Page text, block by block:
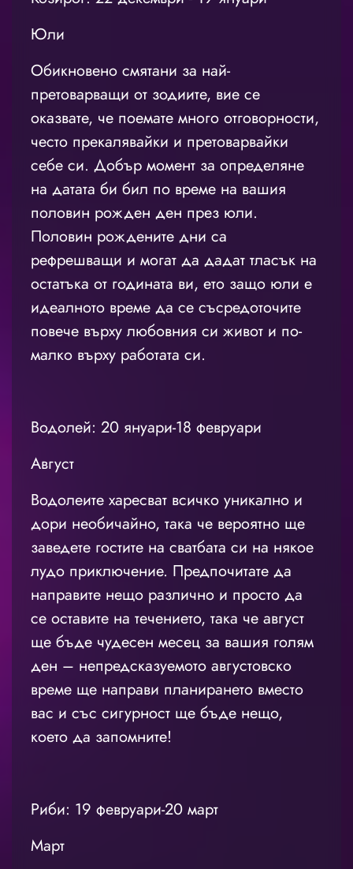
Юли
Обикновено смятани за най-
претоварващи от зодиите, вие се
оказвате, че поемате много отговорности,
често прекалявайки и претоварвайки
себе си. Добър момент за определяне
на датата би бил по време на вашия
половин рожден ден през юли.
Половин рождените дни са
рефрешващи и могат да дадат тласък на
остатъка от годината ви, ето защо юли е
идеалното време да се съсредоточите
повече върху любовния си живот и по-
малко върху работата си.
Водолей: 20 януари-18 февруари
Август
Водолеите харесват всичко уникално и
дори необичайно, така че вероятно ще
заведете гостите на сватбата си на някое
лудо приключение. Предпочитате да
направите нещо различно и просто да
се оставите на течението, така че август
ще бъде чудесен месец за вашия голям
ден – непредсказуемото августовско
време ще направи планирането вместо
вас и със сигурност ще бъде нещо,
което да запомните!
Риби: 19 февруари-20 март
Март